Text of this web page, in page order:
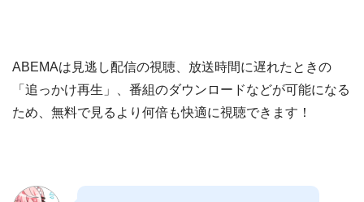
ABEMAは見逃し配信の視聴、放送時間に遅れたときの
「追っかけ再生」、番組のダウンロードなどが可能になる
ため、無料で見るより何倍も快適に視聴できます！